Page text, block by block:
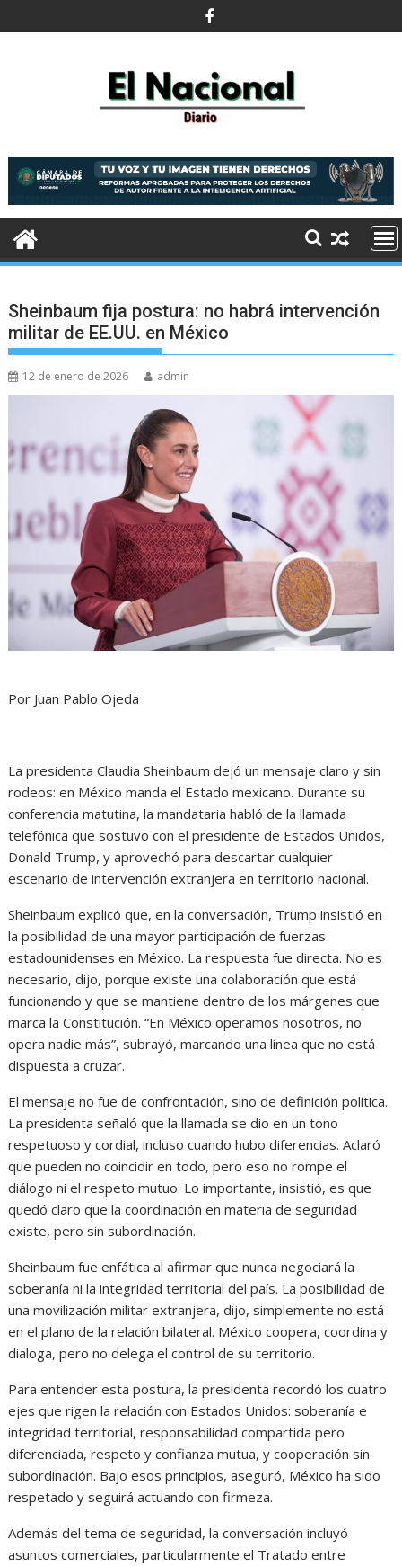
al
Sheinbaum fija postura: no habrá intervención
militar de EE.UU. en México
12 de enero de 2026 admin
Por Juan Pablo Ojeda
La presidenta Claudia Sheinbaum dejó un mensaje claro y sin
rodeos: en México manda el Estado mexicano. Durante su
conferencia matutina, la mandataria habló de la llamada
telefónica que sostuvo con el presidente de Estados Unidos,
Donald Trump, y aprovechó para descartar cualquier
escenario de intervención extranjera en territorio nacional.
Sheinbaum explicó que, en la conversación, Trump insistió en
la posibilidad de una mayor participación de fuerzas
estadounidenses en México. La respuesta fue directa. No es
necesario, dijo, porque existe una colaboración que está
funcionando y que se mantiene dentro de los márgenes que
marca la Constitución. “En México operamos nosotros, no
opera nadie más”, subrayó, marcando una línea que no está
dispuesta a cruzar.
El mensaje no fue de confrontación, sino de definición política.
La presidenta señaló que la llamada se dio en un tono
respetuoso y cordial, incluso cuando hubo diferencias. Aclaró
que pueden no coincidir en todo, pero eso no rompe el
diálogo ni el respeto mutuo. Lo importante, insistió, es que
quedó claro que la coordinación en materia de seguridad
existe, pero sin subordinación.
Sheinbaum fue enfática al afirmar que nunca negociará la
soberanía ni la integridad territorial del país. La posibilidad de
una movilización militar extranjera, dijo, simplemente no está
en el plano de la relación bilateral. México coopera, coordina y
dialoga, pero no delega el control de su territorio.
Para entender esta postura, la presidenta recordó los cuatro
ejes que rigen la relación con Estados Unidos: soberanía e
integridad territorial, responsabilidad compartida pero
diferenciada, respeto y confianza mutua, y cooperación sin
subordinación. Bajo esos principios, aseguró, México ha sido
respetado y seguirá actuando con firmeza.
Además del tema de seguridad, la conversación incluyó
asuntos comerciales, particularmente el Tratado entre